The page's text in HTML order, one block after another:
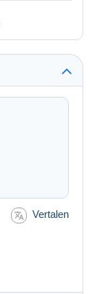
Vertalen